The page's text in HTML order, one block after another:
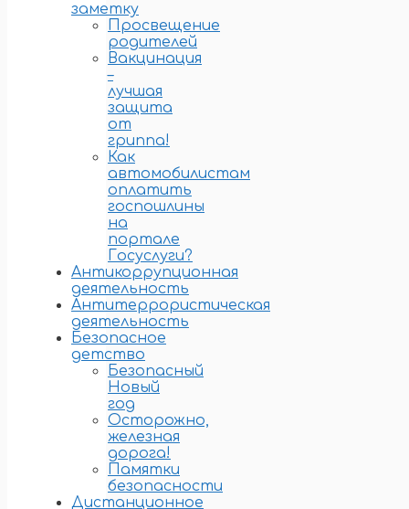
заметку
Просвещение
родителей
Вакцинация
–
лучшая
защита
от
гриппа!
Как
автомобилистам
оплатить
госпошлины
на
портале
Госуслуги?
Антикоррупционная
деятельность
Антитеррористическая
деятельность
Безопасное
детство
Безопасный
Новый
год
Осторожно,
железная
дорога!
Памятки
безопасности
Дистанционное